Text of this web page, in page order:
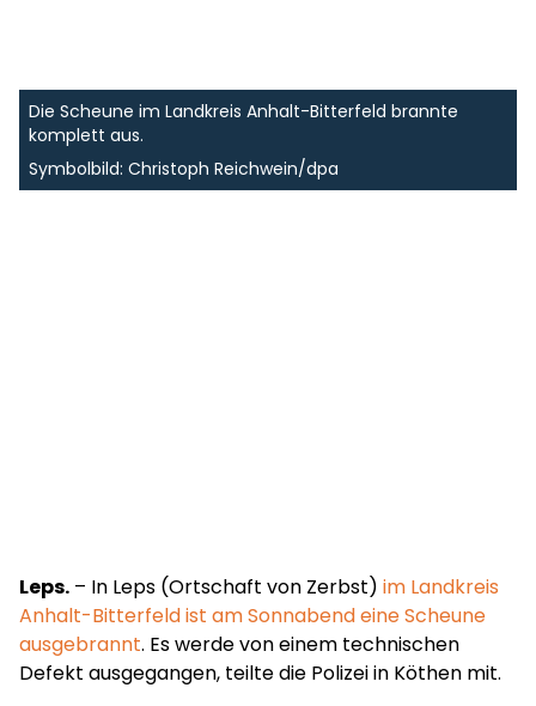
Die Scheune im Landkreis Anhalt-Bitterfeld brannte
komplett aus.
Symbolbild: Christoph Reichwein/dpa
Leps. – In Leps (Ortschaft von Zerbst) im Landkreis
Anhalt-Bitterfeld ist am Sonnabend eine Scheune
ausgebrannt. Es werde von einem technischen
Defekt ausgegangen, teilte die Polizei in Köthen mit.